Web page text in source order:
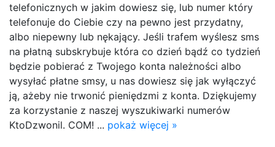
telefonicznych w jakim dowiesz się, lub numer który
telefonuje do Ciebie czy na pewno jest przydatny,
albo niepewny lub nękający. Jeśli trafem wyślesz sms
na płatną subskrybuje która co dzień bądź co tydzień
będzie pobierać z Twojego konta należności albo
wysyłać płatne smsy, u nas dowiesz się jak wyłączyć
ją, ażeby nie trwonić pieniędzmi z konta. Dziękujemy
za korzystanie z naszej wyszukiwarki numerów
KtoDzwonil. COM! ... pokaż więcej »